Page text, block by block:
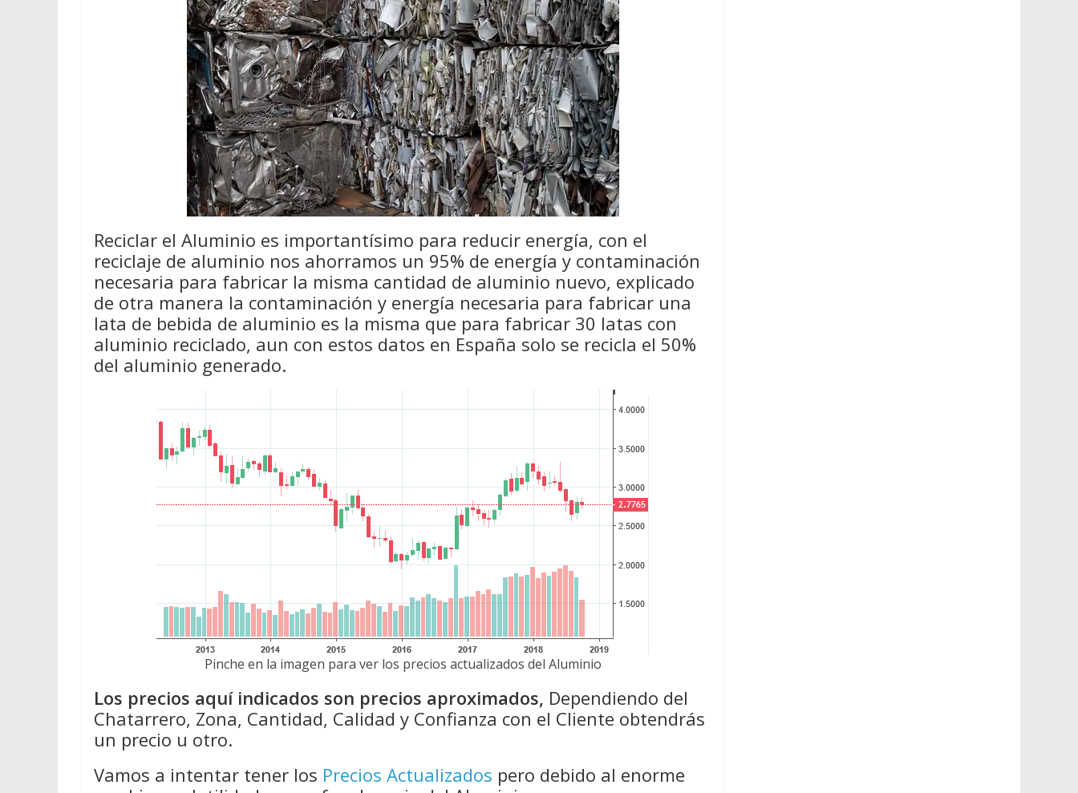
Reciclar el Aluminio es importantísimo para reducir energía, con el
reciclaje de aluminio nos ahorramos un 95% de energía y contaminación
necesaria para fabricar la misma cantidad de aluminio nuevo, explicado
de otra manera la contaminación y energía necesaria para fabricar una
lata de bebida de aluminio es la misma que para fabricar 30 latas con
aluminio reciclado, aun con estos datos en España solo se recicla el 50%
del aluminio generado.
Pinche en la imagen para ver los precios actualizados del Aluminio
Los precios aquí indicados son precios aproximados, Dependiendo del
Chatarrero, Zona, Cantidad, Calidad y Confianza con el Cliente obtendrás
un precio u otro.
Vamos a intentar tener los Precios Actualizados pero debido al enorme